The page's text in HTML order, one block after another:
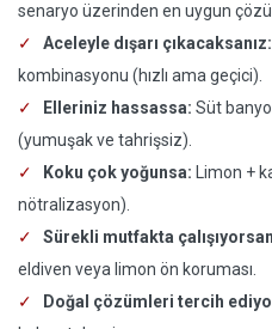
senaryo üzerinden en uygun
Aceleyle dışarı çıkacaksanız:
kombinasyonu (hızlı ama geçici).
Elleriniz hassassa: Süt
(yumuşak ve tahrişsiz).
Koku çok yoğunsa: Limon +
nötralizasyon).
Sürekli mutfakta
eldiven veya limon ön koruması.
Doğal çözümleri tercih